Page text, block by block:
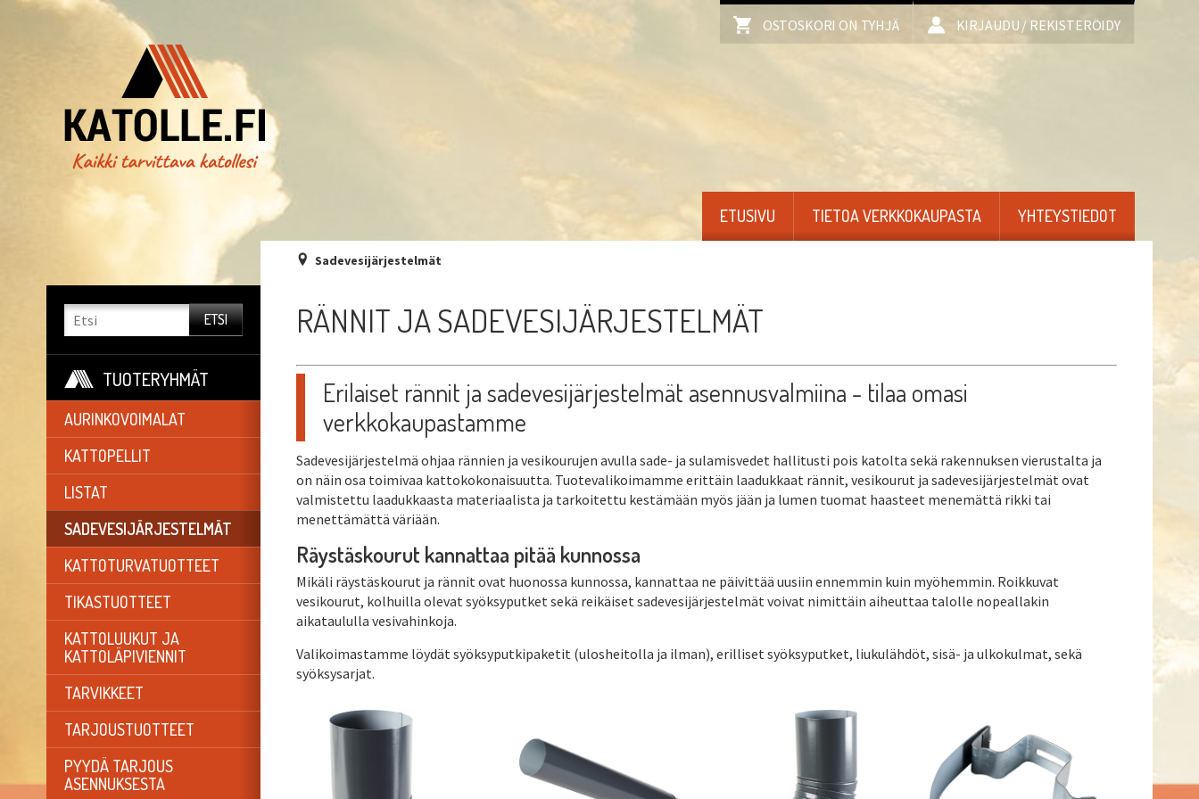
KIRJAUDU / REKISTERÖIDY
OSTOSKORI ON TYHJÄ
ETUSIVU TIETOA VERKKOKAUPASTA YHTEYSTIEDOT
Sadevesijärjestelmät
RÄNNIT JA SADEVESIJÄRJESTELMÄT
Erilaiset rännit ja sadevesijärjestelmät asennusvalmiina - tilaa omasi
verkkokaupastamme
Sadevesijärjestelmä ohjaa rännien ja vesikourujen avulla sade- ja sulamisvedet hallitusti pois katolta sekä rakennuksen vierustalta ja
on näin osa toimivaa kattokokonaisuutta. Tuotevalikoimamme erittäin laadukkaat rännit, vesikourut ja sadevesijärjestelmät ovat
valmistettu laadukkaasta materiaalista ja tarkoitettu kestämään myös jään ja lumen tuomat haasteet menemättä rikki tai
menettämättä väriään.
Räystäskourut kannattaa pitää kunnossa
Mikäli räystäskourut ja rännit ovat huonossa kunnossa, kannattaa ne päivittää uusiin ennemmin kuin myöhemmin. Roikkuvat
vesikourut, kolhuilla olevat syöksyputket sekä reikäiset sadevesijärjestelmät voivat nimittäin aiheuttaa talolle nopeallakin
aikataululla vesivahinkoja.
Valikoimastamme löydät syöksyputkipaketit (ulosheitolla ja ilman), erilliset syöksyputket, liukulähdöt, sisä- ja ulkokulmat, sekä
syöksysarjat.
TUOTERYHMÄT
AURINKOVOIMALAT
KATTOPELLIT
LISTAT
SADEVESIJÄRJESTELMÄT
KATTOTURVATUOTTEET
TIKASTUOTTEET
KATTOLUUKUT JA
KATTOLÄPIVIENNIT
TARVIKKEET
TARJOUSTUOTTEET
PYYDÄ TARJOUS
ASENNUKSESTA